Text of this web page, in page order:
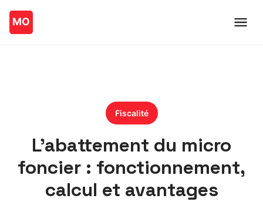
Fiscalité
L’abattement du micro
foncier : fonctionnement,
calcul et avantages